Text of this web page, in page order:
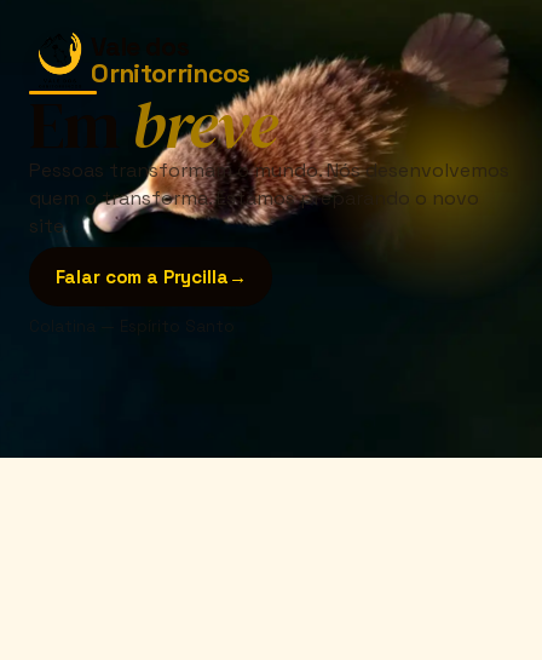
Ornitorrincos
Em breve
Pessoas transformam o mundo. Nós desenvolvemos
quem o transforma. Estamos preparando o novo
site.
Falar com a Prycilla →